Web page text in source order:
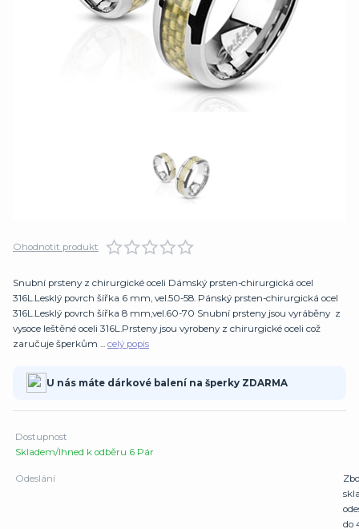
Ohodnotit produkt
Snubní prsteny z chirurgické oceli Dámský prsten-chirurgická ocel
316L.Lesklý povrch šířka 6 mm, vel.50-58. Pánský prsten-chirurgická ocel
316L.Lesklý povrch šířka 8 mm,vel.60-70 Snubní prsteny jsou vyráběny z
vysoce leštěné oceli 316L.Prsteny jsou vyrobeny z chirurgické oceli což
zaručuje šperkům ... celý popis
U nás máte dárkové balení na šperky ZDARMA
Dostupnost
Skladem/Ihned k odběru 6 Pár
Odeslání
do